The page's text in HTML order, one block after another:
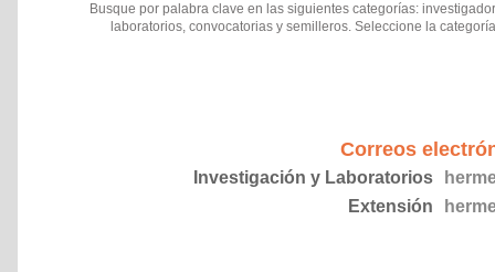
Busque por palabra clave en las siguientes categorías:
laboratorios, convocatorias y semilleros. Seleccione la
Correos
Investigación y Laboratorios
Extensión